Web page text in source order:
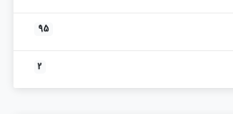
95
2